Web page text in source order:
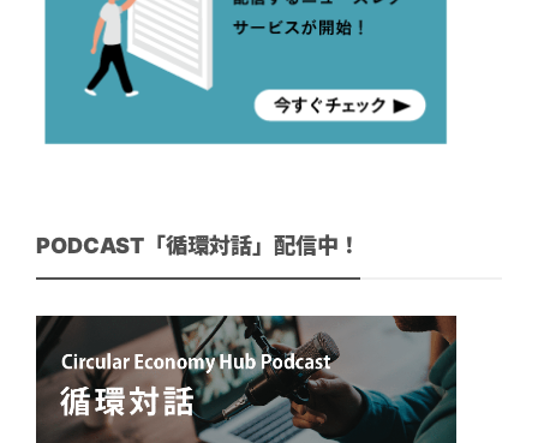
PODCAST「循環対話」配信中！